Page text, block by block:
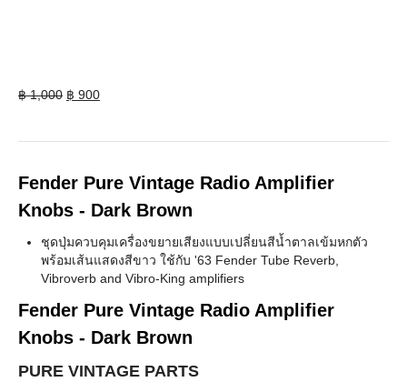
฿1,000 Original
฿ 900Current
Fender Pure Vintage Radio Amplifier
Knobs - Dark Brown
ชุดปุ่มควบคุมเครื่องขยายเสียงแบบเปลี่ยนสีน้ำตาลเข้มหกตัว
พร้อมเส้นแสดงสีขาว ใช้กับ '63 Fender Tube Reverb,
Vibroverb and Vibro-King amplifiers
Fender Pure Vintage Radio Amplifier
Knobs - Dark Brown
PURE VINTAGE PARTS